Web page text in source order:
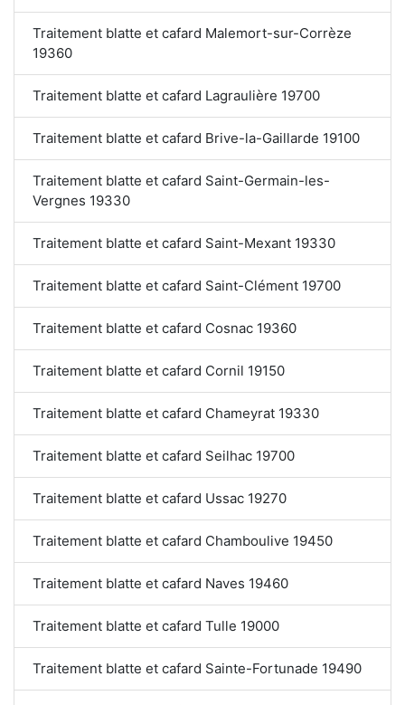
Traitement blatte et cafard Malemort-sur-Corrèze
19360
Traitement blatte et cafard Lagraulière 19700
Traitement blatte et cafard Brive-la-Gaillarde 19100
Traitement blatte et cafard Saint-Germain-les-
Vergnes 19330
Traitement blatte et cafard Saint-Mexant 19330
Traitement blatte et cafard Saint-Clément 19700
Traitement blatte et cafard Cosnac 19360
Traitement blatte et cafard Cornil 19150
Traitement blatte et cafard Chameyrat 19330
Traitement blatte et cafard Seilhac 19700
Traitement blatte et cafard Ussac 19270
Traitement blatte et cafard Chamboulive 19450
Traitement blatte et cafard Naves 19460
Traitement blatte et cafard Tulle 19000
Traitement blatte et cafard Sainte-Fortunade 19490